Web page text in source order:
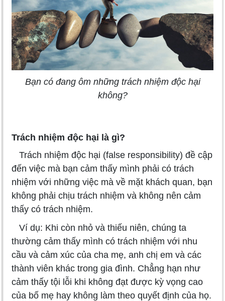
Bạn có đang ôm những trách nhiệm độc hại
không?
Trách nhiệm độc hại là gì?
Trách nhiệm độc hại (false responsibility) đề cập
đến việc mà bạn cảm thấy mình phải có trách
nhiệm với những việc mà về mặt khách quan, bạn
không phải chịu trách nhiệm và không nên cảm
thấy có trách nhiệm.
Ví dụ: Khi còn nhỏ và thiếu niên, chúng ta
thường cảm thấy mình có trách nhiệm với nhu
cầu và cảm xúc của cha mẹ, anh chị em và các
thành viên khác trong gia đình. Chẳng hạn như
cảm thấy tội lỗi khi không đạt được kỳ vọng cao
của bố mẹ hay không làm theo quyết định của họ.